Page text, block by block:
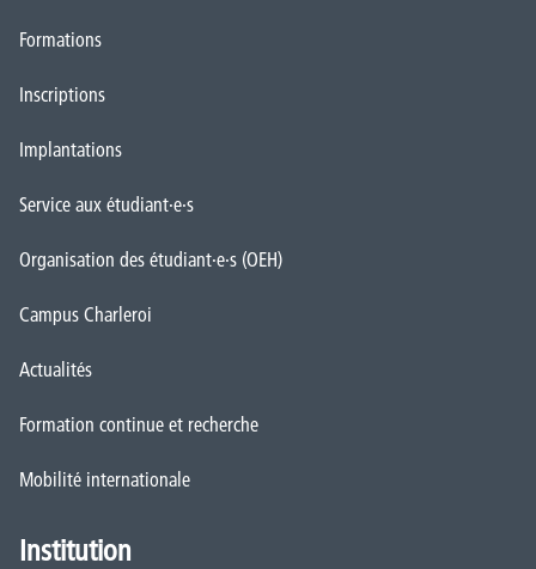
Formations
Inscriptions
Implantations
Service aux étudiant·e·s
Organisation des étudiant·e·s (OEH)
Campus Charleroi
Actualités
Formation continue et recherche
Mobilité internationale
Institution